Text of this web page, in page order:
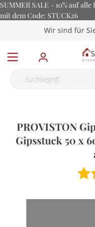
SUMMER SALE - 10% auf
mit dem Code: STUCK26
Wir sind für
PROVISTON
Gipsstuck 50 x